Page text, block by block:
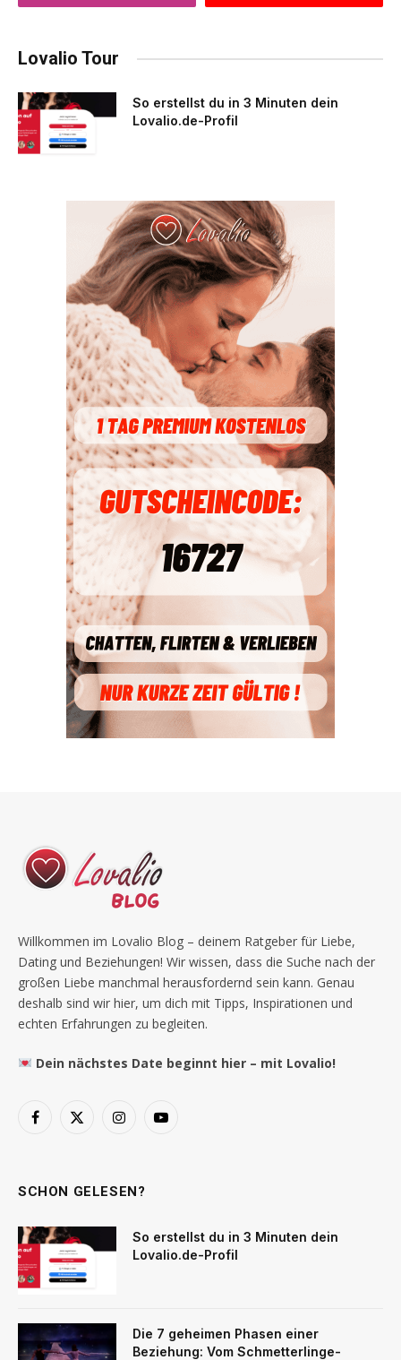
Lovalio Tour
So erstellst du in 3 Minuten dein
Lovalio.de-Profil
Willkommen im Lovalio Blog – deinem Ratgeber für Liebe,
Dating und Beziehungen! Wir wissen, dass die Suche nach der
großen Liebe manchmal herausfordernd sein kann. Genau
deshalb sind wir hier, um dich mit Tipps, Inspirationen und
echten Erfahrungen zu begleiten.
Dein nächstes Date beginnt hier – mit Lovalio!
Facebook
X
InstagramYouTube
SCHON GELESEN?
So erstellst du in 3 Minuten dein
Lovalio.de-Profil
Die 7 geheimen Phasen einer
Beziehung: Vom Schmetterlinge-